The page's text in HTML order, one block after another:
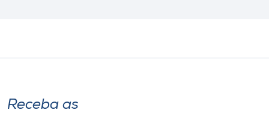
Receba as